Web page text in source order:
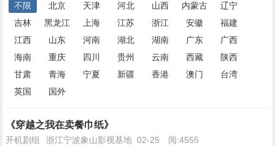
不限 北京 天津 河北 山西 内蒙古
辽宁
吉林
黑龙江 上海 江苏 浙江 安徽
福建
江西
山东 河南 湖北 湖南 广东
广西
海南
重庆 四川 贵州 云南 西藏
陕西
甘肃
青海 宁夏 新疆 香港 澳门
台湾
英国
国外
《穿越之我在卖餐巾纸》
开机剧组 浙江宁波象山影视基地02-25 阅:4555